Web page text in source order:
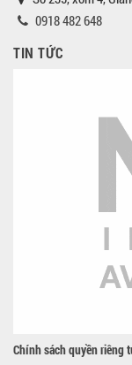
0918 482 648
TIN TỨC
Chính sách quyền riêng